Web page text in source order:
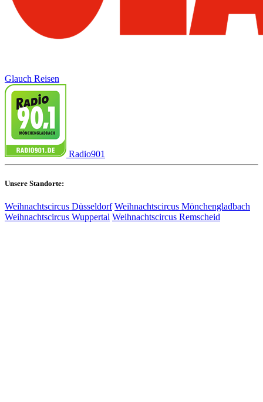
Glauch Reisen
Radio901
Unsere Standorte:
Weihnachtscircus Düsseldorf Weihnachtscircus Mönchengladbach
Weihnachtscircus Wuppertal Weihnachtscircus Remscheid